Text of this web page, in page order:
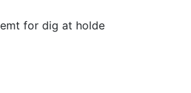
for dig at holde